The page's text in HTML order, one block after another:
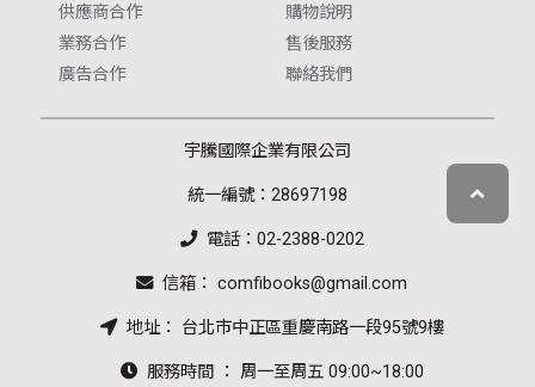
供應商合作
業務合作
廣告合作
購物說明
售後服務
聯絡我們
宇騰國際企業有限公司
統一編號：28697198
電話：02-2388-0202
信箱： comfibooks@gmail.com
地址： 台北市中正區重慶南路一段95號9樓
服務時間 ： 周一至周五 09:00~18:00